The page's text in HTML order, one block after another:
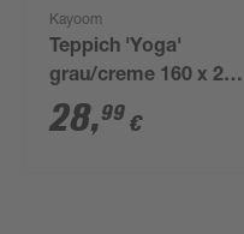
Kayoom
Teppich 'Yoga'
grau/creme 160 x 230
cm
28,99 €